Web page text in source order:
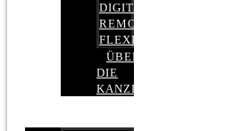
DIGITAL,
REMOTE,
FLEXIBEL
ÜBER
DIE
KANZLEI